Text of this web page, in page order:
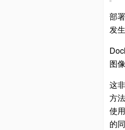
部
发
图
这
方
使
的